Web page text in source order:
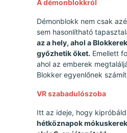
A démonblokkról
Démonblokk nem csak
sem hasonlítható
az a hely, ahol a
győzhetik őket. Emellett
ahol az emberek
Blokker egyenlőnek
VR szabadulószoba
Itt az ideje, hogy
hétköznapok